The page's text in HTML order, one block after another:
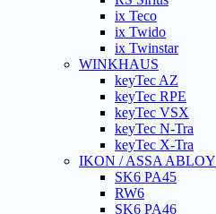
ix Teco
ix Twido
ix Twinstar
WINKHAUS
keyTec AZ
keyTec RPE
keyTec VSX
keyTec N-Tra
keyTec X-Tra
IKON / ASSA ABLOY
SK6 PA45
RW6
SK6 PA46